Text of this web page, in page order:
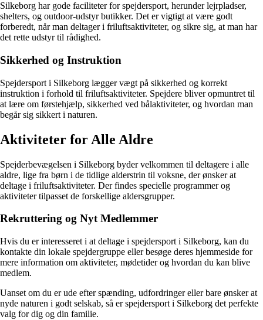
Silkeborg har gode faciliteter for spejdersport, herunder lejrpladser,
shelters, og outdoor-udstyr butikker. Det er vigtigt at være godt
forberedt, når man deltager i friluftsaktiviteter, og sikre sig, at man har
det rette udstyr til rådighed.
Sikkerhed og Instruktion
Spejdersport i Silkeborg lægger vægt på sikkerhed og korrekt
instruktion i forhold til friluftsaktiviteter. Spejdere bliver opmuntret til
at lære om førstehjælp, sikkerhed ved bålaktiviteter, og hvordan man
begår sig sikkert i naturen.
Aktiviteter for Alle Aldre
Spejderbevægelsen i Silkeborg byder velkommen til deltagere i alle
aldre, lige fra børn i de tidlige alderstrin til voksne, der ønsker at
deltage i friluftsaktiviteter. Der findes specielle programmer og
aktiviteter tilpasset de forskellige aldersgrupper.
Rekruttering og Nyt Medlemmer
Hvis du er interesseret i at deltage i spejdersport i Silkeborg, kan du
kontakte din lokale spejdergruppe eller besøge deres hjemmeside for
mere information om aktiviteter, mødetider og hvordan du kan blive
medlem.
Uanset om du er ude efter spænding, udfordringer eller bare ønsker at
nyde naturen i godt selskab, så er spejdersport i Silkeborg det perfekte
valg for dig og din familie.